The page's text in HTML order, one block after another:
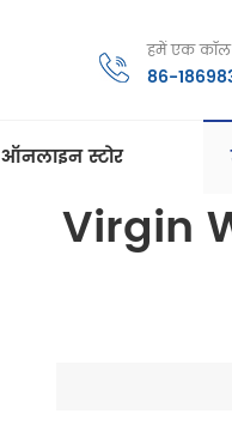
हमें एक कॉल
86-
ऑनलाइन स्टोर
Virgin